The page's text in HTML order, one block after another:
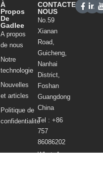
À
Propos
De
Gadlee
A propos
de nous
Notre
technologie
Nouvelles
et articles
Politique de
confidentialité
CONTACTEZ-
NOUS
No.59
Xianan
Road,
Guicheng,
Nanhai
District,
Foshan
Guangdong
China
Tel : +86
757
86086202
WhatsApp :